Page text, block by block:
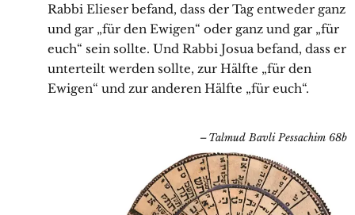
Rabbi Elieser befand, dass der Tag entweder ganz
und gar „für den Ewigen“ oder ganz und gar „für
euch“ sein sollte. Und Rabbi Josua befand, dass er
unterteilt werden sollte, zur Hälfte „für den
Ewigen“ und zur anderen Hälfte „für euch“.
Talmud Bavli Pessachim 68b